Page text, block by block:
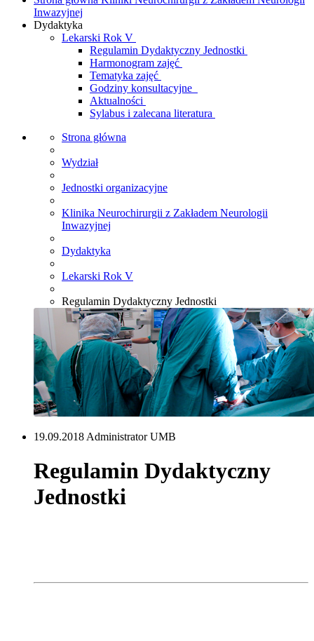
Inwazyjnej
Dydaktyka
Lekarski Rok V
Regulamin Dydaktyczny Jednostki
Harmonogram zajęć
Tematyka zajęć
Godziny konsultacyjne
Aktualności
Sylabus i zalecana literatura
Strona główna
Wydział
Jednostki organizacyjne
Klinika Neurochirurgii z Zakładem Neurologii
Inwazyjnej
Dydaktyka
Lekarski Rok V
Regulamin Dydaktyczny Jednostki
19.09.2018 Administrator UMB
Regulamin Dydaktyczny
Jednostki